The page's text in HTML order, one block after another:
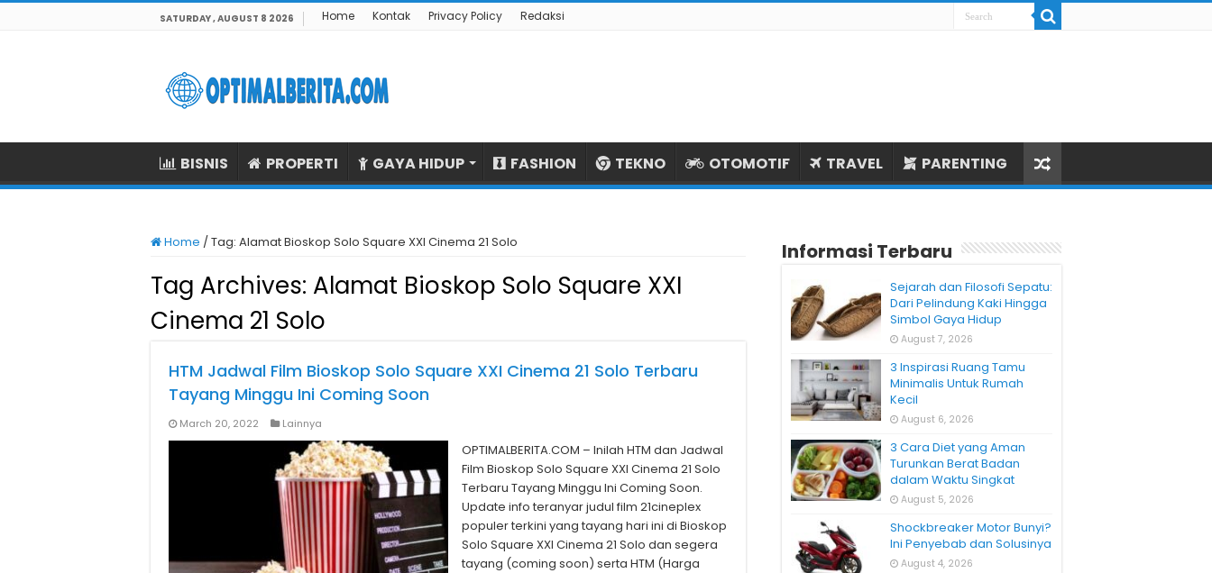
SATURDAY , AUGUST 8 2026 Home Kontak Privacy Policy Redaksi
BISNIS PROPERTI GAYA HIDUP FASHION TEKNO OTOMOTIF TRAVEL PARENTING
Home /Tag: Alamat Bioskop Solo Square XXI Cinema 21 Solo
Tag Archives: Alamat Bioskop Solo Square XXI
Cinema 21 Solo
HTM Jadwal Film Bioskop Solo Square XXI Cinema 21 Solo Terbaru
Tayang Minggu Ini Coming Soon
March 20, 2022 Lainnya
OPTIMALBERITA.COM – Inilah HTM dan Jadwal
Film Bioskop Solo Square XXI Cinema 21 Solo
Terbaru Tayang Minggu Ini Coming Soon.
Update info teranyar judul film 21cineplex
populer terkini yang tayang hari ini di Bioskop
Solo Square XXI Cinema 21 Solo dan segera
tayang (coming soon) serta HTM (Harga
Informasi Terbaru
Sejarah dan Filosofi Sepatu:
Dari Pelindung Kaki Hingga
Simbol Gaya Hidup
August 7, 2026
3 Inspirasi Ruang Tamu
Minimalis Untuk Rumah
Kecil
August 6, 2026
3 Cara Diet yang Aman
Turunkan Berat Badan
dalam Waktu Singkat
August 5, 2026
Shockbreaker Motor Bunyi?
Ini Penyebab dan Solusinya
August 4, 2026